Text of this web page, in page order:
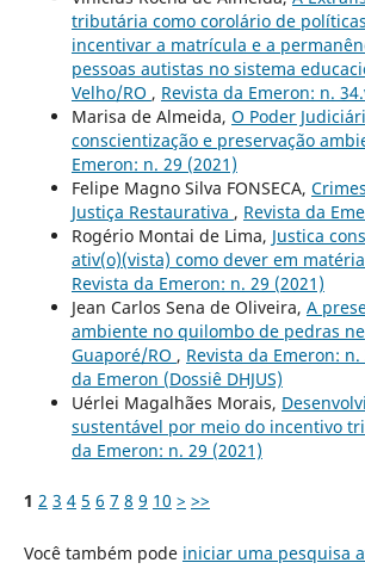
tributária como corolário de
incentivar a matrícula e a
pessoas autistas no sistema
Velho/RO , Revista da Emeron: n.
Marisa de Almeida, O Poder
conscientização e preservação
Emeron: n. 29 (2021)
Felipe Magno Silva FONSECA,
Justiça Restaurativa , Revista da
Rogério Montai de Lima, Justica
ativ(o)(vista) como dever em
Revista da Emeron: n. 29 (2021)
Jean Carlos Sena de Oliveira, A
ambiente no quilombo de pedras
Guaporé/RO , Revista da Emeron:
da Emeron (Dossiê DHJUS)
Uérlei Magalhães Morais,
sustentável por meio do incentivo
da Emeron: n. 29 (2021)
1 2 3 4 5 6 7 8 9 10 > >>
Você também pode iniciar uma pesquisa